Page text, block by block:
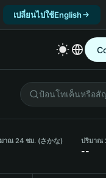
เปลี่ยนไปใช้English
าณ 24 ชม. (さかな) ปริมาณ
--